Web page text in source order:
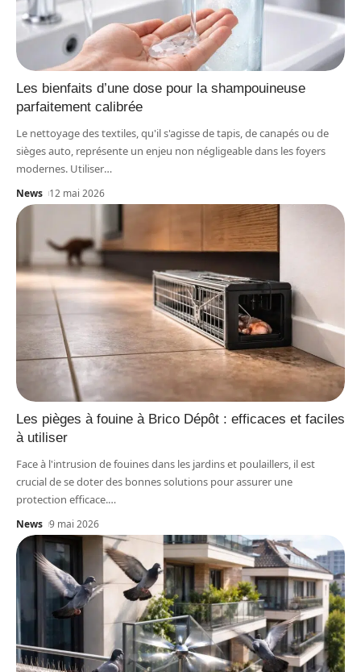
Les bienfaits d’une dose pour la shampouineuse
parfaitement calibrée
Le nettoyage des textiles, qu'il s'agisse de tapis, de canapés ou de
sièges auto, représente un enjeu non négligeable dans les foyers
modernes. Utiliser…
News 12 mai 2026
Les pièges à fouine à Brico Dépôt : efficaces et faciles
à utiliser
Face à l'intrusion de fouines dans les jardins et poulaillers, il est
crucial de se doter des bonnes solutions pour assurer une
protection efficace.…
News 9 mai 2026